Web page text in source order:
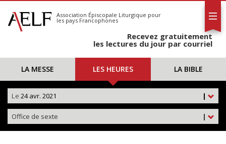
S'abonner
Calendrier
Association Épiscopale Liturgique pour
les pays Francophones
Recevez gratuitement
les lectures du jour par courriel
LA MESSE LES HEURES LA BIBLE
|
Le 24 avr. 2021
|
Office de sexte